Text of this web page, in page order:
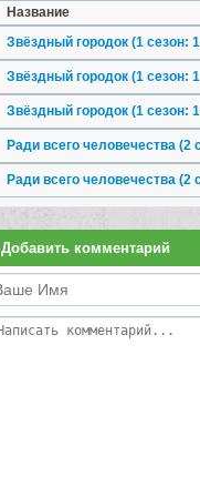
Название
Звёздный городок (1 сезон:
Звёздный городок (1 сезон:
Ради всего человечества
Ради всего человечества
Добавить комментарий